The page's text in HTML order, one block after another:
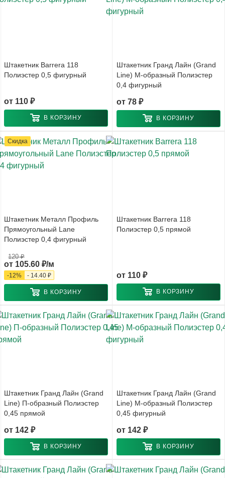
Штакетник Barrera 118
Полиэстер 0,5 фигурный
от 110 ₽
В КОРЗИНУ
Штакетник Гранд Лайн (Grand
Line) М-образный Полиэстер
0,4 фигурный
от 78 ₽
В КОРЗИНУ
Скидка
Штакетник Металл Профиль
Прямоугольный Lane
Полиэстер 0,4 фигурный
от 105.60 ₽/м
120 ₽
-12% - 14.40 ₽
В КОРЗИНУ
Штакетник Barrera 118
Полиэстер 0,5 прямой
от 110 ₽
В КОРЗИНУ
Штакетник Гранд Лайн (Grand
Line) П-образный Полиэстер
0,45 прямой
от 142 ₽
В КОРЗИНУ
Штакетник Гранд Лайн (Grand
Line) М-образный Полиэстер
0,45 фигурный
от 142 ₽
В КОРЗИНУ